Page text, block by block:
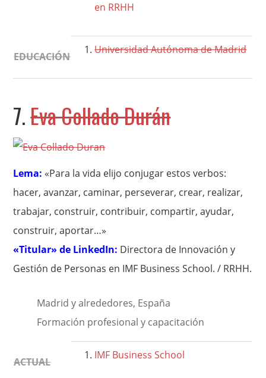
en RRHH
EDUCACIÓN
Universidad Autónoma de Madrid
7.Eva Collado Durán
Lema: «Para la vida elijo conjugar estos verbos:
hacer, avanzar, caminar, perseverar, crear, realizar,
trabajar, construir, contribuir, compartir, ayudar,
construir, aportar…»
«Titular» de LinkedIn: Directora de Innovación y
Gestión de Personas en IMF Business School. / RRHH.
Madrid y alrededores, España
Formación profesional y capacitación
ACTUAL
IMF Business School